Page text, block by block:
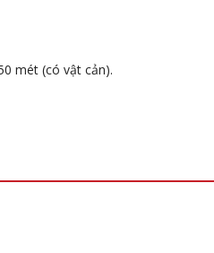
mét (có vật cản).